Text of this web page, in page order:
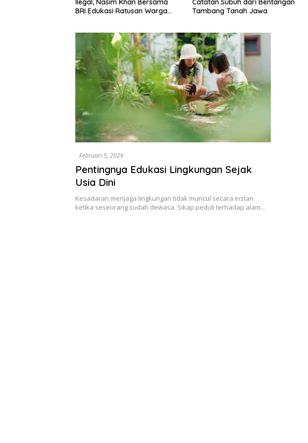
BRI Edukasi Ratusan Warga
Tambang Tanah Jawa
Februari 5, 2026
Pentingnya Edukasi Lingkungan Sejak
Usia Dini
Kesadaran menjaga lingkungan tidak muncul secara instan
ketika seseorang sudah dewasa. Sikap peduli terhadap alam…